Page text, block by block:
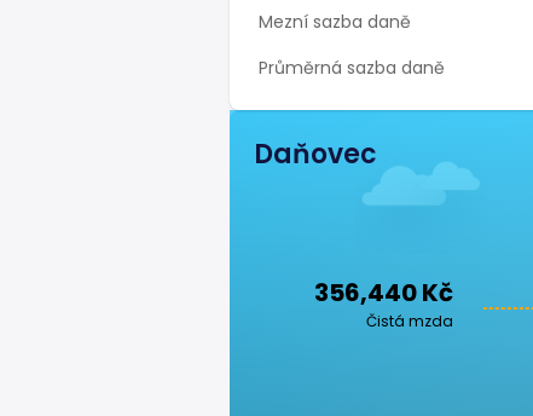
Mezní sazba daně
Průměrná sazba daně
Daňovec
356,440 Kč
Čistá mzda